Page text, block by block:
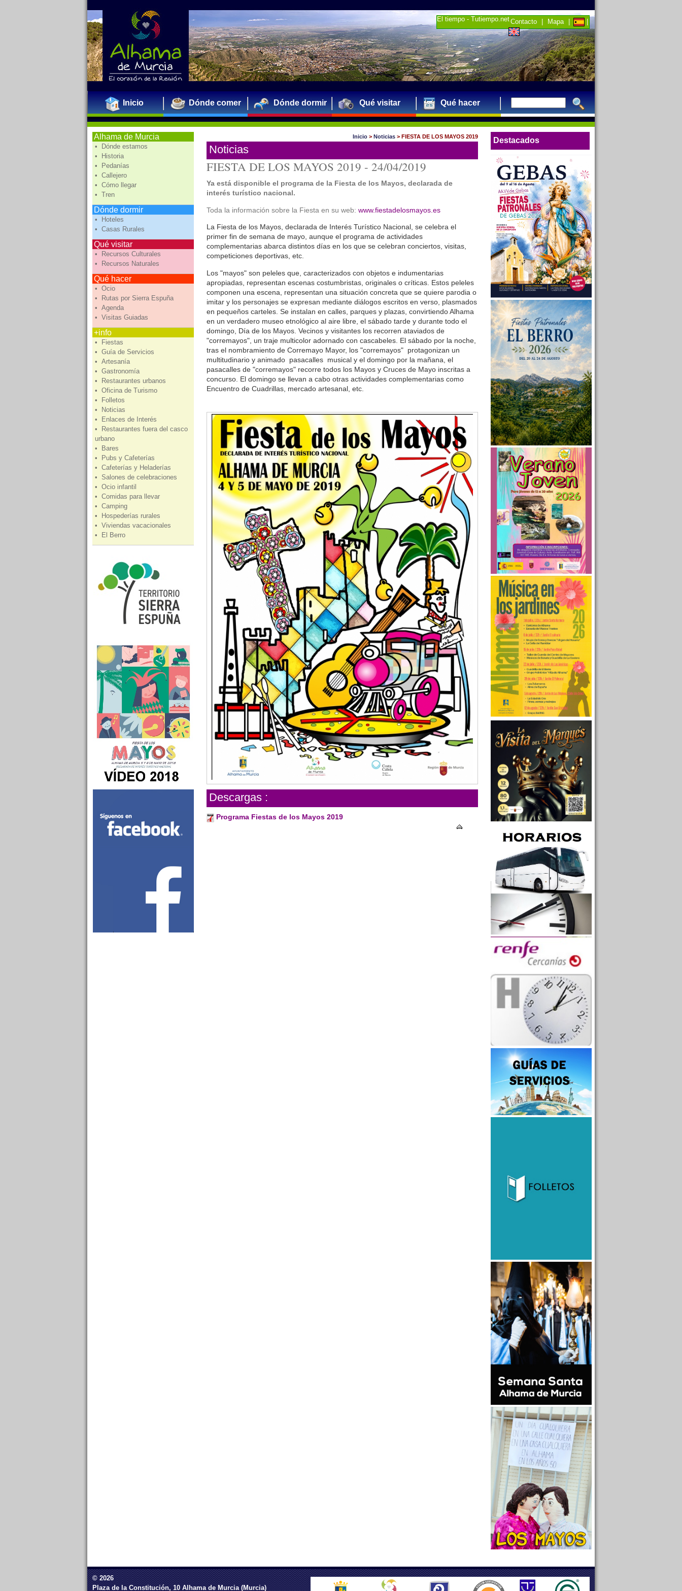
El tiempo - Tutiempo.netContacto Mapa
Inicio Dónde comer Dónde dormir Qué visitar Qué hacer
Alhama de Murcia
• Dónde estamos
• Historia
• Pedanías
• Callejero
• Cómo llegar
• Tren
Dónde dormir
• Hoteles
• Casas Rurales
Qué visitar
• Recursos Culturales
• Recursos Naturales
Qué hacer
• Ocio
• Rutas por Sierra Espuña
• Agenda
• Visitas Guiadas
+info
• Fiestas
• Guía de Servicios
• Artesanía
• Gastronomía
• Restaurantes urbanos
• Oficina de Turismo
• Folletos
• Noticias
• Enlaces de Interés
• Restaurantes fuera del casco
urbano
• Bares
• Pubs y Cafeterías
• Cafeterías y Heladerías
• Salones de celebraciones
• Ocio infantil
• Comidas para llevar
• Camping
• Hospederías rurales
• Viviendas vacacionales
• El Berro
Destacados
Inicio > Noticias > FIESTA DE LOS MAYOS 2019
Noticias
FIESTA DE LOS MAYOS 2019 - 24/04/2019
Ya está disponible el programa de la Fiesta de los Mayos, declarada de
interés turístico nacional.
Toda la información sobre la Fiesta en su web: www.fiestadelosmayos.es
La Fiesta de los Mayos, declarada de Interés Turístico Nacional, se celebra el
primer fin de semana de mayo, aunque el programa de actividades
complementarias abarca distintos días en los que se celebran conciertos, visitas,
competiciones deportivas, etc.
Los "mayos" son peleles que, caracterizados con objetos e indumentarias
apropiadas, representan escenas costumbristas, originales o críticas. Estos peleles
componen una escena, representan una situación concreta que se quiere parodia o
imitar y los personajes se expresan mediante diálogos escritos en verso, plasmados
en pequeños carteles. Se instalan en calles, parques y plazas, convirtiendo Alhama
en un verdadero museo etnológico al aire libre, el sábado tarde y durante todo el
domingo, Día de los Mayos. Vecinos y visitantes los recorren ataviados de
"corremayos", un traje multicolor adornado con cascabeles. El sábado por la noche,
tras el nombramiento de Corremayo Mayor, los "corremayos" protagonizan un
multitudinario y animado pasacalles musical y el domingo por la mañana, el
pasacalles de "corremayos" recorre todos los Mayos y Cruces de Mayo inscritas a
concurso. El domingo se llevan a cabo otras actividades complementarias como
Encuentro de Cuadrillas, mercado artesanal, etc.
Descargas :
Programa Fiestas de los Mayos 2019
© 2026
Plaza de la Constitución, 10 Alhama de Murcia (Murcia)